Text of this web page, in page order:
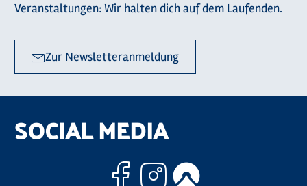
Veranstaltungen: Wir halten dich auf dem Laufenden.
Zur Newsletteranmeldung
SOCIAL MEDIA
Facebook
Instagram